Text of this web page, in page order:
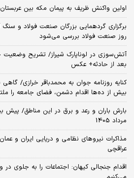
اولین واکنش ظریف به پیمان مکه بین
برگزاری گردهمایی بزرگان صنعت فولاد و
روز صنعت فولاد بررسی می‌شود
آتش‌سوزی در لوناپارک شیراز/ تشریح وضعیت
بعد از حادثه+ عکس
کنایه روزنامه جوان به محمدباقر خرازی/
بیش از ده‌ها اقدام دشمن، فضای جامعه را
مرداد 1405
مذاکرات نیروهای نظامی و دریایی ایران و
عراقچی
اقدام جنجالی کیهان: اجتماعات را به جلوی در